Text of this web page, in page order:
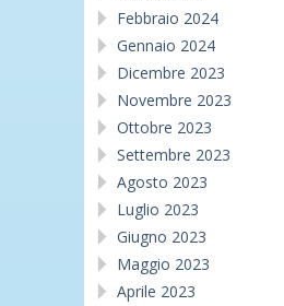
Febbraio 2024
Gennaio 2024
Dicembre 2023
Novembre 2023
Ottobre 2023
Settembre 2023
Agosto 2023
Luglio 2023
Giugno 2023
Maggio 2023
Aprile 2023